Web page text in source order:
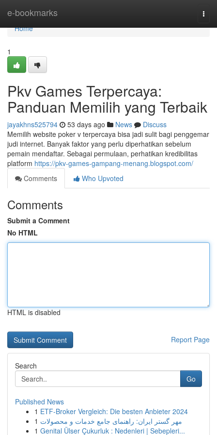
e-bookmarks
Home
Home
1
Pkv Games Terpercaya:
Panduan Memilih yang Terbaik
jayakhns525794 53 days ago News
Discuss
Memilih website poker v terpercaya bisa jadi sulit bagi penggemar
judi internet. Banyak faktor yang perlu diperhatikan sebelum
pemain mendaftar. Sebagai permulaan, perhatikan kredibilitas
platform https://pkv-games-gampang-menang.blogspot.com/
Comments
Who Upvoted
Comments
Submit a Comment
No HTML
HTML is disabled
Report Page
Search
Go
Published News
1 ETF-Broker Vergleich: Die besten Anbieter 2024
1 مهر گستر ایران: راهنمای جامع خدمات و محصولات
1 Genital Ülser Çukurluk : Nedenleri | Sebepleri...